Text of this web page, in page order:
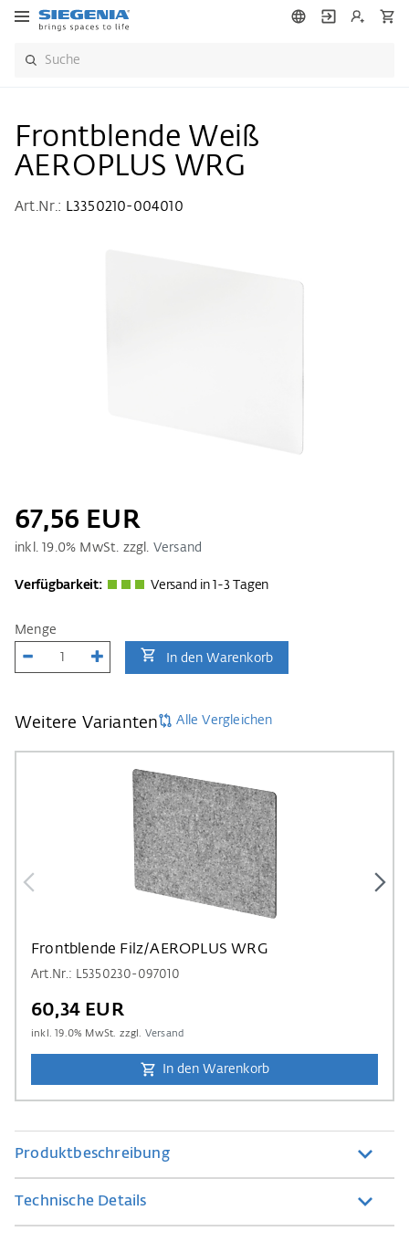
Frontblende Weiß
AEROPLUS WRG
Art.Nr.: L3350210-004010
67,56 EUR
inkl. 19.0% MwSt. zzgl. Versand
Verfügbarkeit: Versand in 1-3 Tagen
Menge
In den Warenkorb
Weitere Varianten Alle Vergleichen
Frontblende Filz/AEROPLUS WRG
Art.Nr.: L5350230-097010
60,34 EUR
inkl.19.0% MwSt. zzgl. Versand
In den Warenkorb
Produktbeschreibung
Technische Details